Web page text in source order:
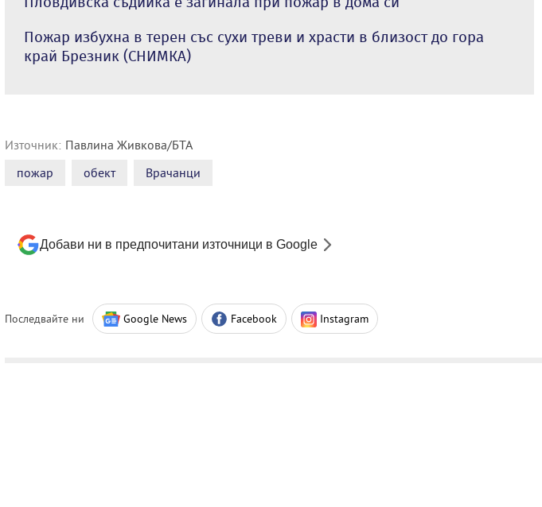
Пожар избухна в терен със сухи треви и храсти в близост до гора
край Брезник (СНИМКА)
Източник: Павлина Живкова/БТА
пожар
обект Врачанци
Добави ни в предпочитани източници в Google
Последвайте ни Google News Facebook Instagram